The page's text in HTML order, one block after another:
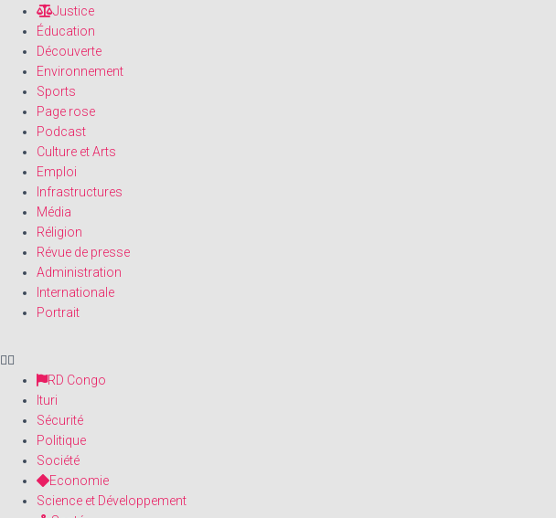
Justice
Éducation
Découverte
Environnement
Sports
Page rose
Podcast
Culture et Arts
Emploi
Infrastructures
Média
Réligion
Révue de presse
Administration
Internationale
Portrait
RD Congo
Ituri
Sécurité
Politique
Société
Economie
Science et Développement